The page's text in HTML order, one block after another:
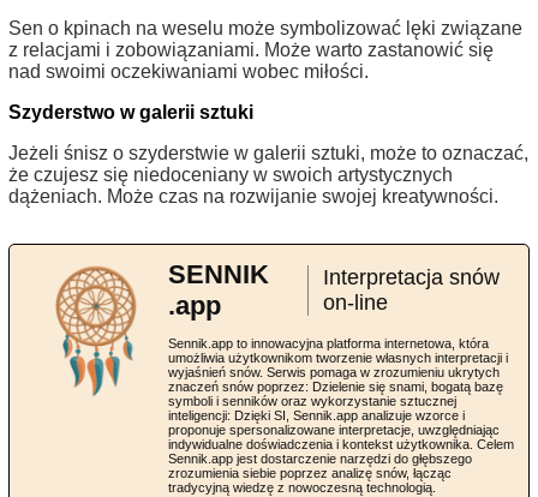
Sen o kpinach na weselu może symbolizować lęki związane
z relacjami i zobowiązaniami. Może warto zastanowić się
nad swoimi oczekiwaniami wobec miłości.
Szyderstwo w galerii sztuki
Jeżeli śnisz o szyderstwie w galerii sztuki, może to oznaczać,
że czujesz się niedoceniany w swoich artystycznych
dążeniach. Może czas na rozwijanie swojej kreatywności.
SENNIK
.app
Interpretacja snów
on-line
Sennik.app to innowacyjna platforma internetowa, która
umożliwia użytkownikom tworzenie własnych interpretacji i
wyjaśnień snów. Serwis pomaga w zrozumieniu ukrytych
znaczeń snów poprzez: Dzielenie się snami, bogatą bazę
symboli i senników oraz wykorzystanie sztucznej
inteligencji: Dzięki SI, Sennik.app analizuje wzorce i
proponuje spersonalizowane interpretacje, uwzględniając
indywidualne doświadczenia i kontekst użytkownika. Celem
Sennik.app jest dostarczenie narzędzi do głębszego
zrozumienia siebie poprzez analizę snów, łącząc
tradycyjną wiedzę z nowoczesną technologią.